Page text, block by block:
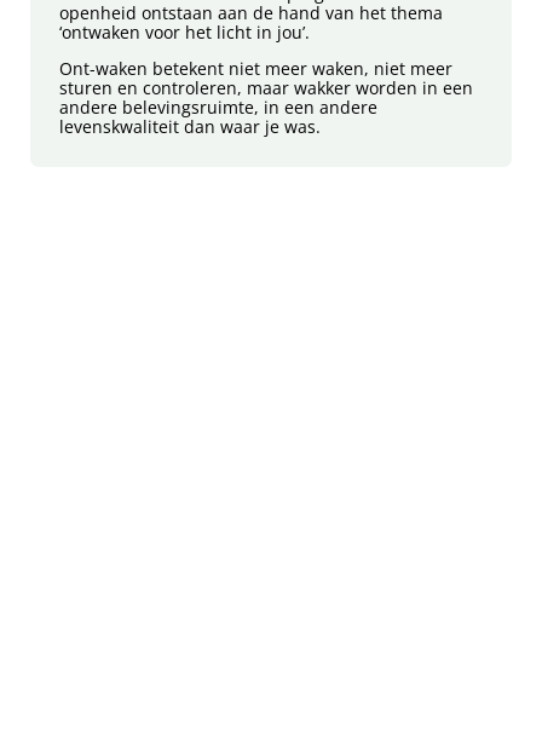
openheid ontstaan aan de hand van het thema
‘ontwaken voor het licht in jou’.
Ont-waken betekent niet meer waken, niet meer
sturen en controleren, maar wakker worden in een
andere belevingsruimte, in een andere
levenskwaliteit dan waar je was.